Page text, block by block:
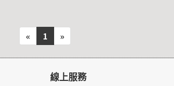
« 1 »
線上服務